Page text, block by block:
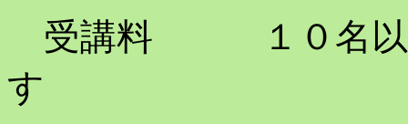
受講料 １０名以上
す